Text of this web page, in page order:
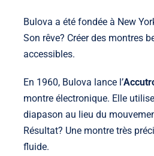
Bulova a été fondée à New
Son rêve? Créer des montres
accessibles.
En 1960, Bulova lance l’
montre électronique. Elle
diapason au lieu du
Résultat? Une montre très
fluide.